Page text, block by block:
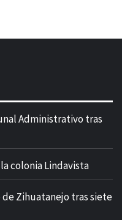
Administrativo tras
colonia Lindavista
de Zihuatanejo tras siete